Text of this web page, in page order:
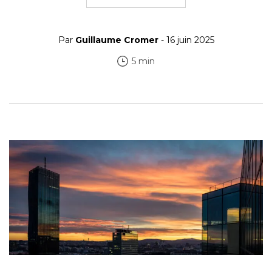
Par Guillaume Cromer- 16 juin 2025
5 min